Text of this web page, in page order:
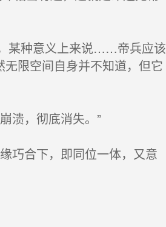
某种意义上来说……帝兵应该
限空间自身并不知道，但它
溃，彻底消失。”
巧合下，即同位一体，又意